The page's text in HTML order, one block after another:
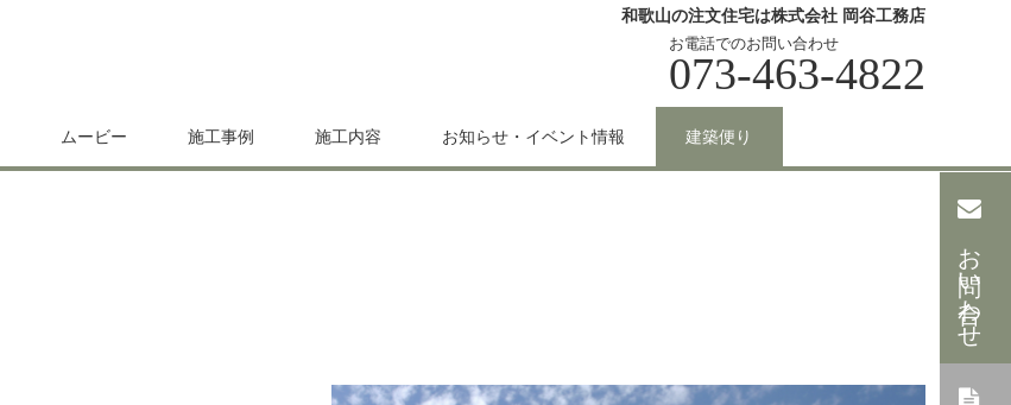
和歌山の注文住宅は株式会社 岡谷工務店
お電話でのお問い合わせ
073-463-4822
ムービー 施工事例 施工内容 お知らせ・イベント情報 建築便り
お問い合わせ